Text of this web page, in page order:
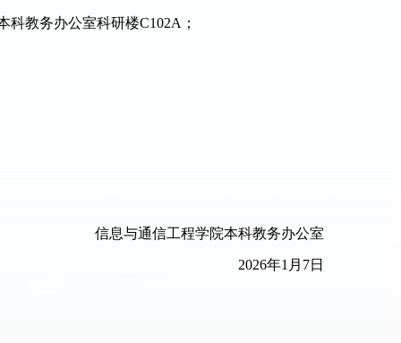
科教务办公室科研楼C102A；
信息与通信工程学院本科教务办公室
2026年1月7日